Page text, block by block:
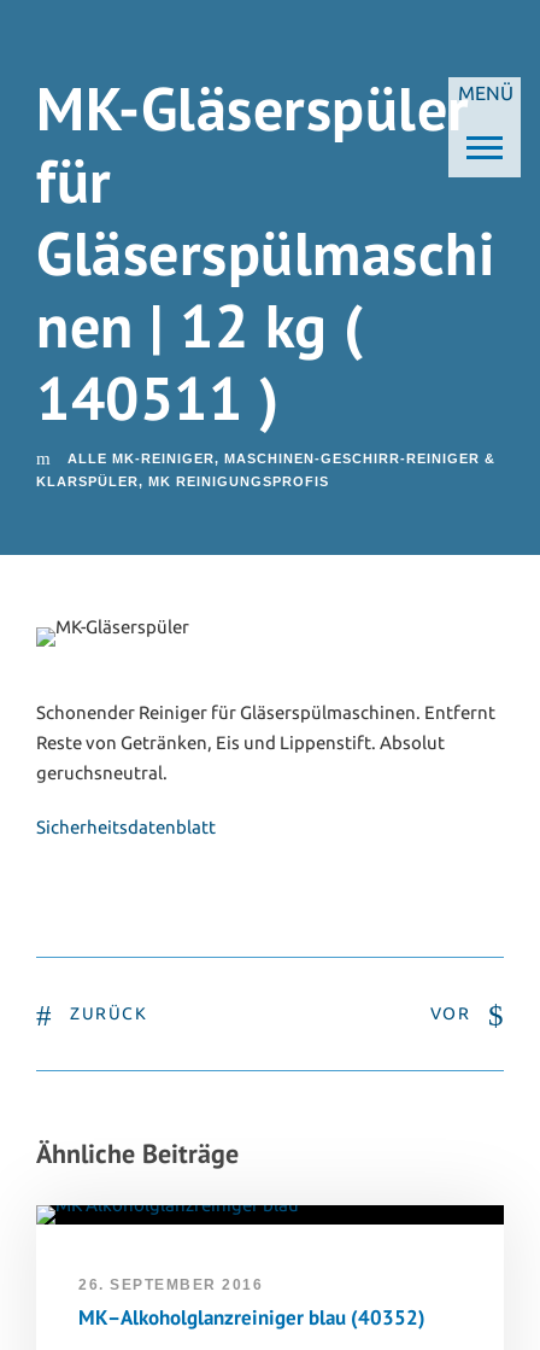
MENÜ
MK-Gläserspüler
für
Gläserspülmaschi
nen | 12 kg (
140511 )
ALLE MK-REINIGER, MASCHINEN-GESCHIRR-REINIGER &
KLARSPÜLER, MK REINIGUNGSPROFIS
Schonender Reiniger für Gläserspülmaschinen. Entfernt
Reste von Getränken, Eis und Lippenstift. Absolut
geruchsneutral.
Sicherheitsdatenblatt
ZURÜCK VOR
Ähnliche Beiträge
26. SEPTEMBER 2016
MK–Alkoholglanzreiniger blau (40352)